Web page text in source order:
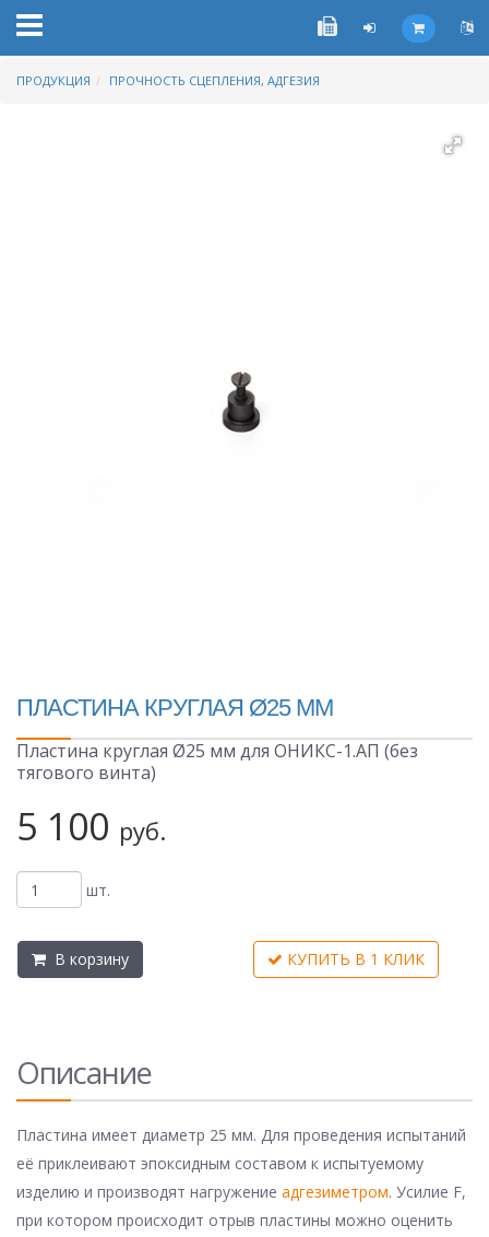
ПРОДУКЦИЯ ПРОЧНОСТЬ СЦЕПЛЕНИЯ, АДГЕЗИЯ
ПЛАСТИНА КРУГЛАЯ Ø25 ММ
Пластина круглая Ø25 мм для ОНИКС-1.АП (без
тягового винта)
5 100 руб.
шт.
В корзину КУПИТЬ В 1 КЛИК
Описание
Пластина имеет диаметр 25 мм. Для проведения испытаний
её приклеивают эпоксидным составом к испытуемому
изделию и производят нагружение адгезиметром. Усилие F,
при котором происходит отрыв пластины можно оценить